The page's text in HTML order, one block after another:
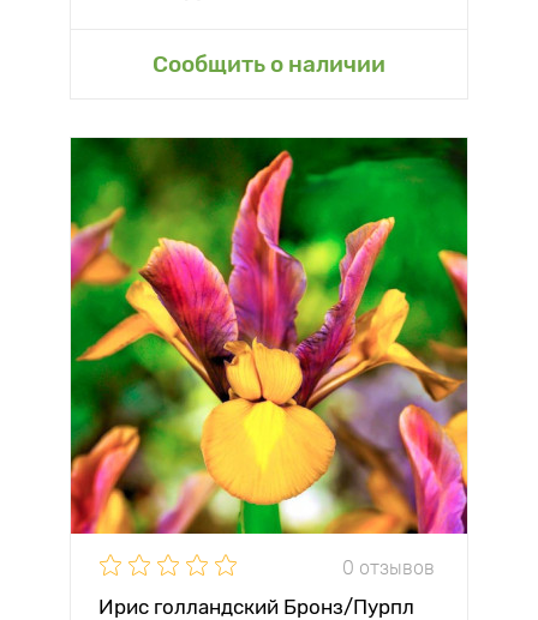
Сообщить о наличии
0 отзывов
Ирис голландский Бронз/Пурпл